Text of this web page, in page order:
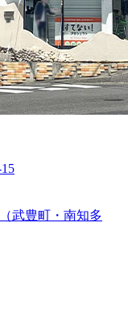
武豊町・南知多